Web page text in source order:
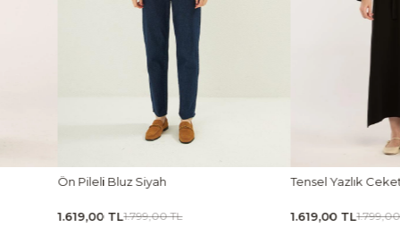
Tensel Yazlık Ceket Siyah
1.619,00 TL1.799,00 TL
Tensel Jile Elbise
1.889,00 TL